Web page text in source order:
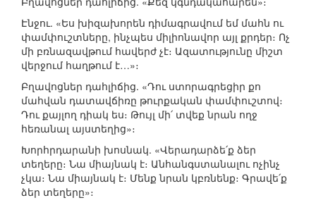
Էնջու. «Ես խիզախորեն դիմագրավում եմ մահն ու
փամփուշտները, ինչպես միլիոնավոր այլ քրդեր։ Ոչ
մի բռնազավթում հավերժ չէ։ Ազատությունը միշտ
վերջում հաղթում է…»։
Բղավոցներ դահլիճից. «Դու ստորագրեցիր քո
մահվան դատավճիռը թուրքական փամփուշտով։
Դու քայլող դիակ ես։ Թույլ մի՛ տվեք նրան ողջ
հեռանալ այստեղից»։
Խորհրդարանի խոսնակ. «Վերադարձե՛ք ձեր
տեղերը։ Նա միայնակ է։ Անհանգստանալու ոչինչ
չկա։ Նա միայնակ է։ Մենք նրան կբռնենք։ Գրավե՛ք
ձեր տեղերը»։